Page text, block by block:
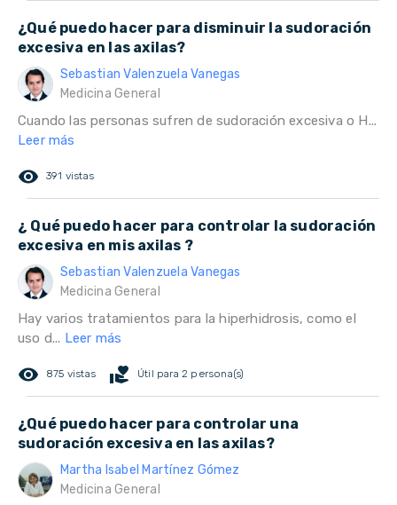
¿Qué puedo hacer para disminuir la sudoración
excesiva en las axilas?
Sebastian Valenzuela Vanegas
Medicina General
Cuando las personas sufren de sudoración excesiva o H...
Leer más
remove_red_eye 391 vistas
¿ Qué puedo hacer para controlar la sudoración
excesiva en mis axilas ?
Sebastian Valenzuela Vanegas
Medicina General
Hay varios tratamientos para la hiperhidrosis, como el
uso d... Leer más
remove_red_eye 875 vistas volunteer_activism Útil para 2 persona(s)
¿Qué puedo hacer para controlar una
sudoración excesiva en las axilas?
Martha Isabel Martínez Gómez
Medicina General